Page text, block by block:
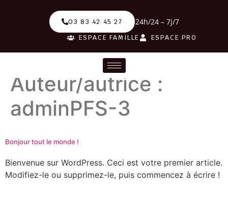
03 83 42 45 27 24h/24 – 7j/7
ESPACE FAMILLE ESPACE PRO
Auteur/autrice :
adminPFS-3
Bonjour tout le monde !
Bienvenue sur WordPress. Ceci est votre premier article.
Modifiez-le ou supprimez-le, puis commencez à écrire !